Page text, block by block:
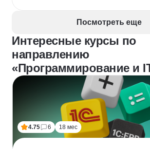
Посмотреть еще
Интересные курсы по
направлению
«Программирование и
4.75 6 18 мес